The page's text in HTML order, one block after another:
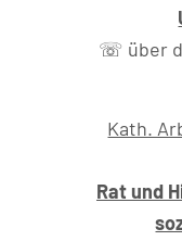
☏ über
Kath.
Rat und